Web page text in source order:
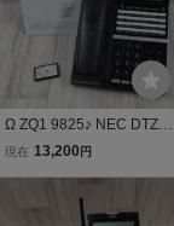
Ω ZQ1 9825♪ NEC DTZ-2
4BT-3D(BK)TEL Aspire U
キレイめ 返品可 超特価品
現在 13,200 円